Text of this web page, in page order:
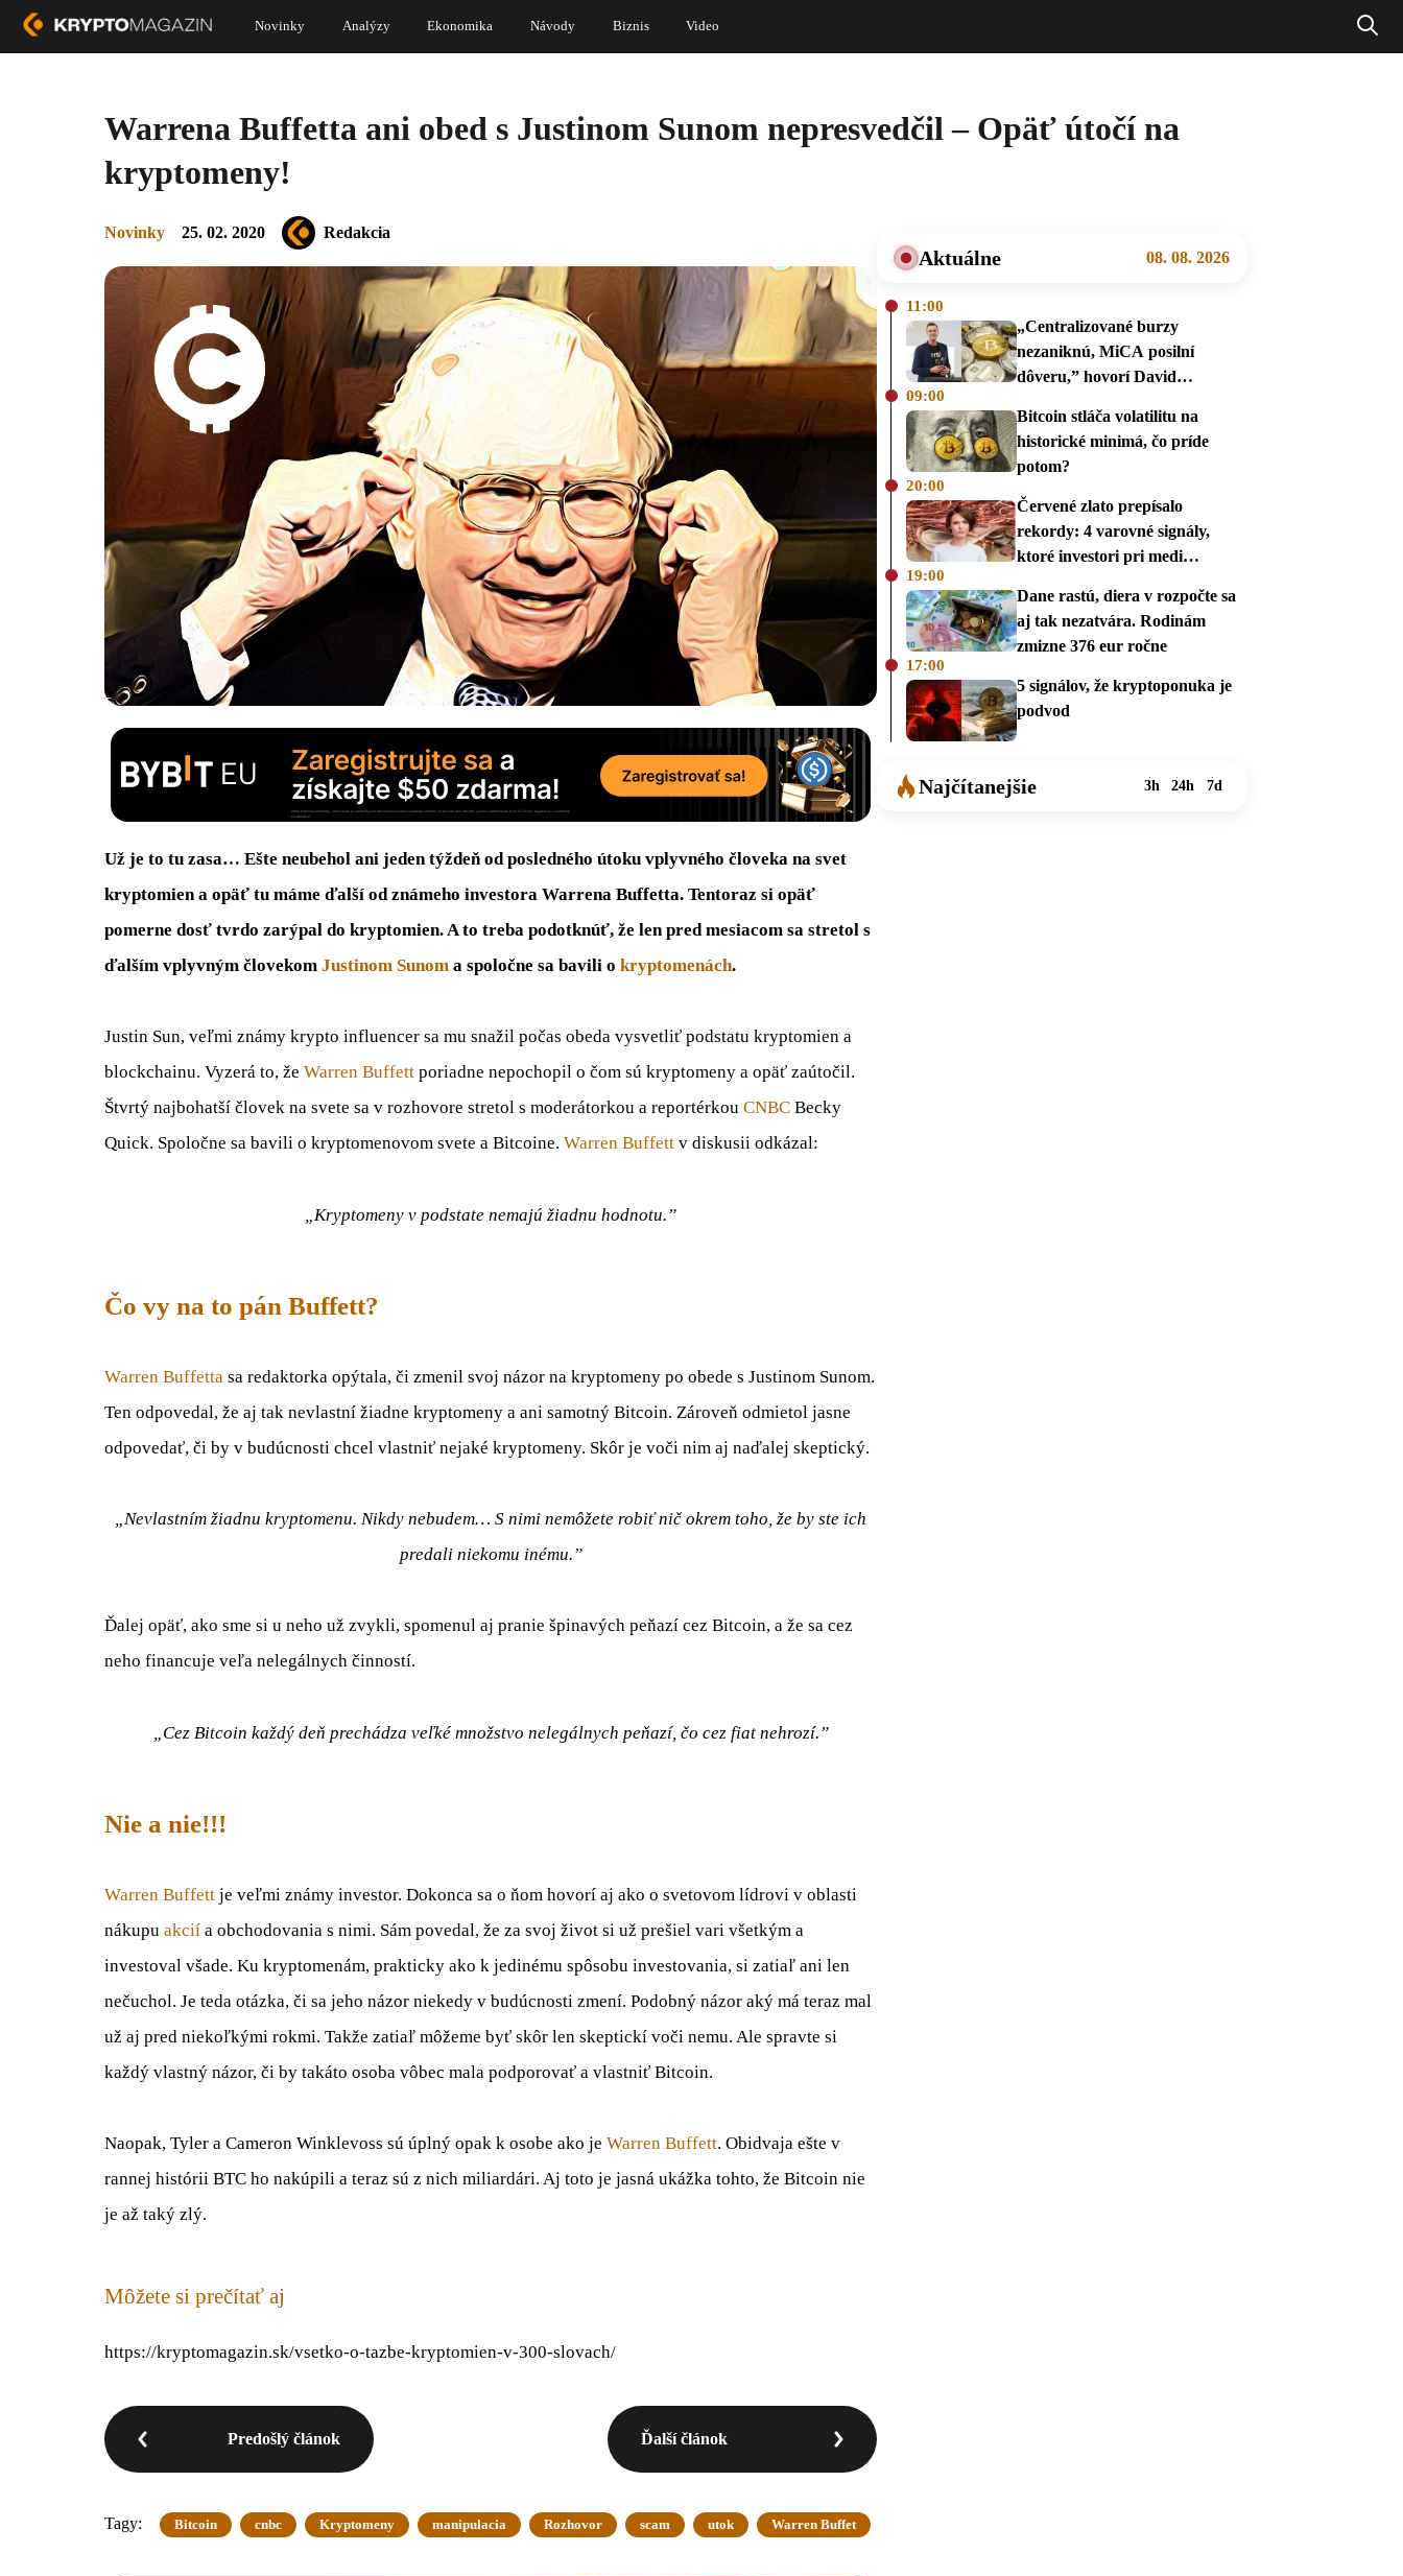
Novinky Analýzy Ekonomika Návody Biznis Video
Warrena Buffetta ani obed s Justinom Sunom nepresvedčil – Opäť útočí na
kryptomeny!
Novinky 25. 02. 2020 Redakcia
Už je to tu zasa… Ešte neubehol ani jeden týždeň od posledného útoku vplyvného človeka na svet
kryptomien a opäť tu máme ďalší od známeho investora Warrena Buffetta. Tentoraz si opäť
pomerne dosť tvrdo zarýpal do kryptomien. A to treba podotknúť, že len pred mesiacom sa stretol s
ďalším vplyvným človekom Justinom Sunom a spoločne sa bavili o kryptomenách.
Justin Sun, veľmi známy krypto influencer sa mu snažil počas obeda vysvetliť podstatu kryptomien a
blockchainu. Vyzerá to, že Warren Buffett poriadne nepochopil o čom sú kryptomeny a opäť zaútočil.
Štvrtý najbohatší človek na svete sa v rozhovore stretol s moderátorkou a reportérkou CNBC Becky
Quick. Spoločne sa bavili o kryptomenovom svete a Bitcoine. Warren Buffett v diskusii odkázal:
„Kryptomeny v podstate nemajú žiadnu hodnotu.”
Čo vy na to pán Buffett?
Warren Buffetta sa redaktorka opýtala, či zmenil svoj názor na kryptomeny po obede s Justinom Sunom.
Ten odpovedal, že aj tak nevlastní žiadne kryptomeny a ani samotný Bitcoin. Zároveň odmietol jasne
odpovedať, či by v budúcnosti chcel vlastniť nejaké kryptomeny. Skôr je voči nim aj naďalej skeptický.
„Nevlastním žiadnu kryptomenu. Nikdy nebudem… S nimi nemôžete robiť nič okrem toho, že by ste ich
predali niekomu inému.”
Ďalej opäť, ako sme si u neho už zvykli, spomenul aj pranie špinavých peňazí cez Bitcoin, a že sa cez
neho financuje veľa nelegálnych činností.
„Cez Bitcoin každý deň prechádza veľké množstvo nelegálnych peňazí, čo cez fiat nehrozí.”
Nie a nie!!!
Warren Buffett je veľmi známy investor. Dokonca sa o ňom hovorí aj ako o svetovom lídrovi v oblasti
nákupu akcií a obchodovania s nimi. Sám povedal, že za svoj život si už prešiel vari všetkým a
investoval všade. Ku kryptomenám, prakticky ako k jedinému spôsobu investovania, si zatiaľ ani len
nečuchol. Je teda otázka, či sa jeho názor niekedy v budúcnosti zmení. Podobný názor aký má teraz mal
už aj pred niekoľkými rokmi. Takže zatiaľ môžeme byť skôr len skeptickí voči nemu. Ale spravte si
každý vlastný názor, či by takáto osoba vôbec mala podporovať a vlastniť Bitcoin.
Naopak, Tyler a Cameron Winklevoss sú úplný opak k osobe ako je Warren Buffett. Obidvaja ešte v
rannej histórii BTC ho nakúpili a teraz sú z nich miliardári. Aj toto je jasná ukážka tohto, že Bitcoin nie
je až taký zlý.
Môžete si prečítať aj
https://kryptomagazin.sk/vsetko-o-tazbe-kryptomien-v-300-slovach/
Predošlý článok Ďalší článok
Tagy: Bitcoin cnbc Kryptomeny manipulacia Rozhovor scam utok Warren Buffet
Aktuálne 08. 08. 2026
11:00
„Centralizované burzy
nezaniknú, MiCA posilní
dôveru,” hovorí David
09:00
Bitcoin stláča volatilitu na
historické minimá, čo príde
potom?
20:00
Červené zlato prepísalo
rekordy: 4 varovné signály,
ktoré investori pri medi
19:00
Dane rastú, diera v rozpočte sa
aj tak nezatvára. Rodinám
zmizne 376 eur ročne
17:00
5 signálov, že kryptoponuka je
podvod
Najčítanejšie 3h 24h 7d